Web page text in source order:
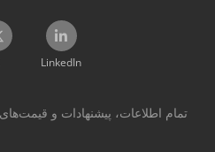
LinkedIn
تمام اطلاعات، پیشنهادات و